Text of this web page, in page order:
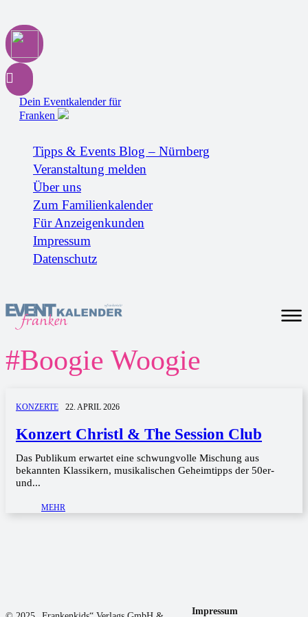
Dein Eventkalender für
Franken
Tipps & Events Blog – Nürnberg
Veranstaltung melden
Über uns
Zum Familienkalender
Für Anzeigenkunden
Impressum
Datenschutz
#Boogie Woogie
KONZERTE 22. APRIL 2026
Konzert Christl & The Session Club
Das Publikum erwartet eine schwungvolle Mischung aus
bekannten Klassikern, musikalischen Geheimtipps der 50er-
und...
MEHR
Impressum